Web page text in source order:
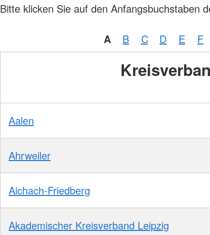
Bitte klicken Sie auf den Anfangsbuchstaben
A B C D E F
Aalen
Ahrweiler
Aichach-Friedberg
Akademischer Kreisverband Leipzig